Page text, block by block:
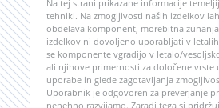
Na tej strani prikazane informacije
tehniki. Na zmogljivosti naših izdelkov
obdelava komponent, morebitna
izdelkov ni dovoljeno uporabljati v
se komponente vgradijo v letalo/
ali njihove primernosti za določene
uporabe in glede zagotavljanja
Uporabnik je odgovoren za preverjanje
nenehno razvijamo. Zaradi tega si